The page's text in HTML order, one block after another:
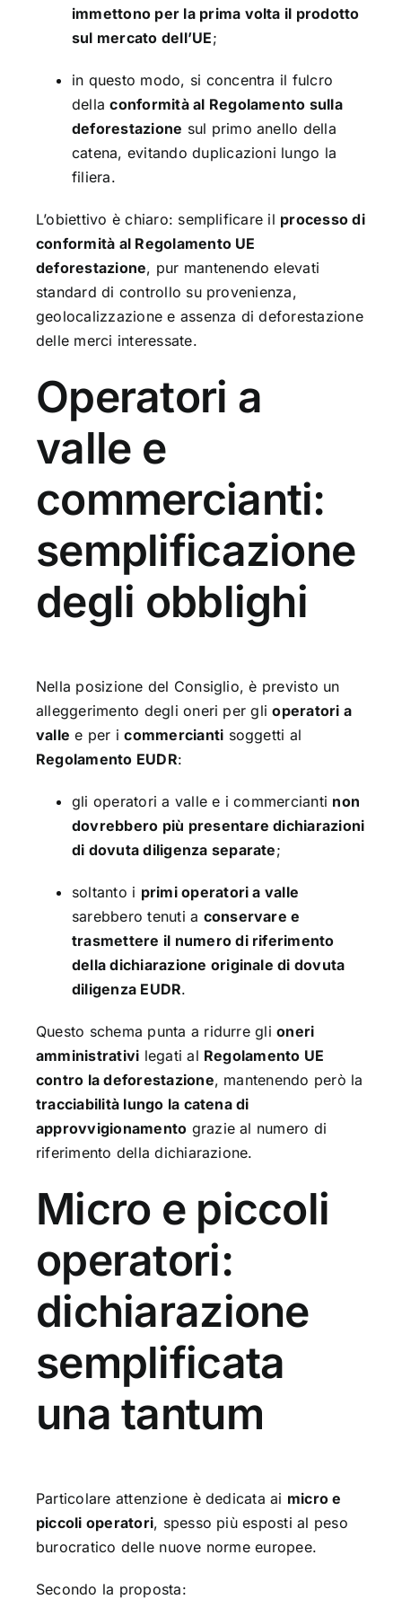
immettono per la prima volta il prodotto
sul mercato dell’UE;
in questo modo, si concentra il fulcro
dellaconformità al Regolamento sulla
deforestazione sul primo anello della
catena, evitando duplicazioni lungo la
filiera.
L’obiettivo è chiaro: semplificare il processo di
conformità al Regolamento UE
deforestazione, pur mantenendo elevati
standard di controllo su provenienza,
geolocalizzazione e assenza di deforestazione
delle merci interessate.
Operatori a
valle e
commercianti:
semplificazione
degli obblighi
Nella posizione del Consiglio, è previsto un
alleggerimento degli oneri per glioperatori a
valle e per icommercianti soggetti al
Regolamento EUDR:
gli operatori a valle e i commercianti non
dovrebbero più presentare dichiarazioni
di dovuta diligenza separate;
soltanto i primi operatori a valle
sarebbero tenuti a conservare e
trasmettere il numero di riferimento
della dichiarazione originale di dovuta
diligenza EUDR.
Questo schema punta a ridurre glioneri
amministrativi legati al Regolamento UE
contro la deforestazione, mantenendo però la
tracciabilità lungo la catena di
approvvigionamento grazie al numero di
riferimento della dichiarazione.
Micro e piccoli
operatori:
dichiarazione
semplificata
una tantum
Particolare attenzione è dedicata ai micro e
piccoli operatori, spesso più esposti al peso
burocratico delle nuove norme europee.
Secondo la proposta: